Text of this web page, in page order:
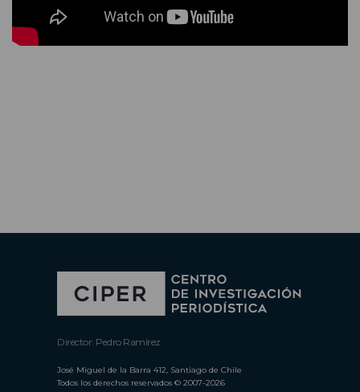
Director: Pedro Ramírez
José Miguel de la Barra 412, Santiago de Chile
Todos los derechos reservados © 2007-2026